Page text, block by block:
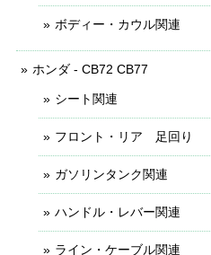
ボディー・カウル関連
ホンダ - CB72 CB77
シート関連
フロント・リア 足回り
ガソリンタンク関連
ハンドル・レバー関連
ライン・ケーブル関連